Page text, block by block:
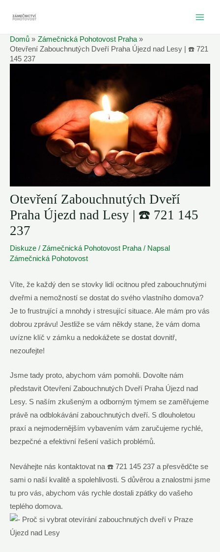
Domů
Zámečnická Pohotovost Praha
Otevření Zabouchnutých Dveří Praha Újezd nad Lesy | ☎️ 721
145 237
Otevření Zabouchnutých Dveří
Praha Újezd nad Lesy | ☎️ 721 145
237
Diskuze / Zámečnická Pohotovost Praha / Napsal
Zámečnická Pohotovost
Víte, že každý den se stovky lidí ocitnou před zabouchnutými
dveřmi a nemožností se dostat do svého vlastního domova?
Je to frustrující a mnohdy i stresující situace. Ale mám pro vás
dobrou zprávu! Jestliže se vám někdy stane, že vám doma
uvízne klíč v zámku a nedokážete se dostat dovnitř,
nezoufejte!
Jsme tady proto, abychom vám pomohli. Dovolte nám
představit Otevření Zabouchnutých Dveří Praha Újezd nad
Lesy. S naším zkušeným a odborným týmem se zaměřujeme
právě na odblokávání zabouchnutých dveří. S dlouholetou
praxí a nejmodernějším vybavením vám zaručujeme rychlé,
bezpečné a efektivní řešení vašich problémů.
Neváhejte nás kontaktovat na ☎️ 721 145 237 a přesvědčte se
sami o naší kvalitě a spolehlivosti. S důvěrou a znalostmi jsme
tu pro vás, abychom vás rychle dostali zpátky do vašeho
teplého domova.